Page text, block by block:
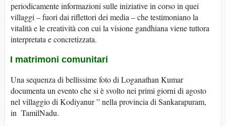
periodicamente informazioni sulle iniziative in corso in quei
villaggi – fuori dai riflettori dei media – che testimoniano la
vitalità e le creatività con cui la visione gandhiana viene tuttora
interpretata e concretizzata.
I matrimoni comunitari
Una sequenza di bellissime foto di Loganathan Kumar
documenta un evento che si è svolto nei primi giorni di agosto
nel villaggio di Kodiyanur ” nella provincia di Sankarapuram,
in TamilNadu.